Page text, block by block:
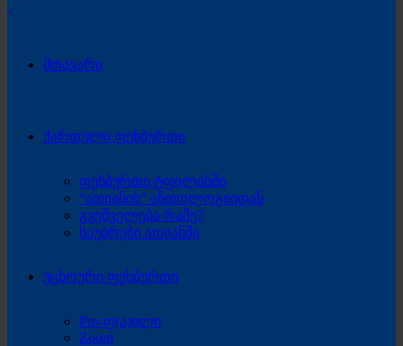
მთავარი
ქართული ფეხბურთი
ფეხბურთი ტფილისში
“ათიანის” ანთოლოგიიდან
გვეშველება რამე?
საუბრები ათიანში
უცხოური ფეხბურთი
Pro-ფ(ა)ილი
Zoom